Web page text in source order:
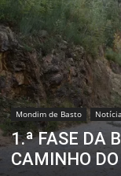
Mondim de Basto
1.ª FASE DA
CAMINHO